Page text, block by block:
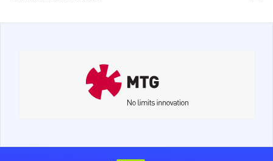
Коронки, зуби, адаптери, пальці, фіксатори